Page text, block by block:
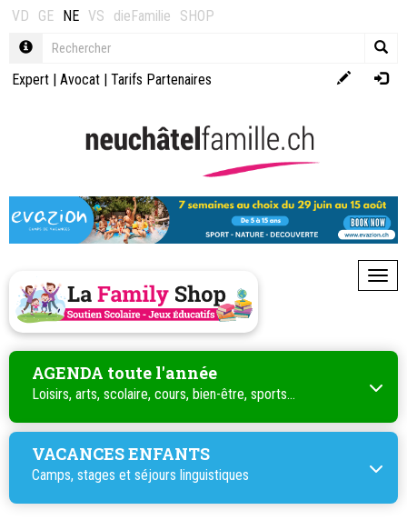
VD GE NE VS dieFamilie SHOP
Expert | Avocat | Tarifs Partenaires
AGENDA toute l'année
Loisirs, arts, scolaire, cours, bien-être, sports...
VACANCES ENFANTS
Camps, stages et séjours linguistiques